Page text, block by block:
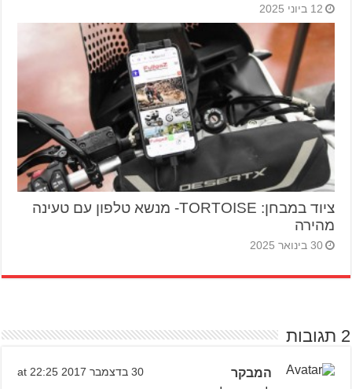
12 ביוני 2025
ציוד במבחן: TORTOISE- מנשא טלפון עם טעינה
מהירה
30 בינואר 2025
2 תגובות
המבקר 30 בדצמבר 2017 at 22:25